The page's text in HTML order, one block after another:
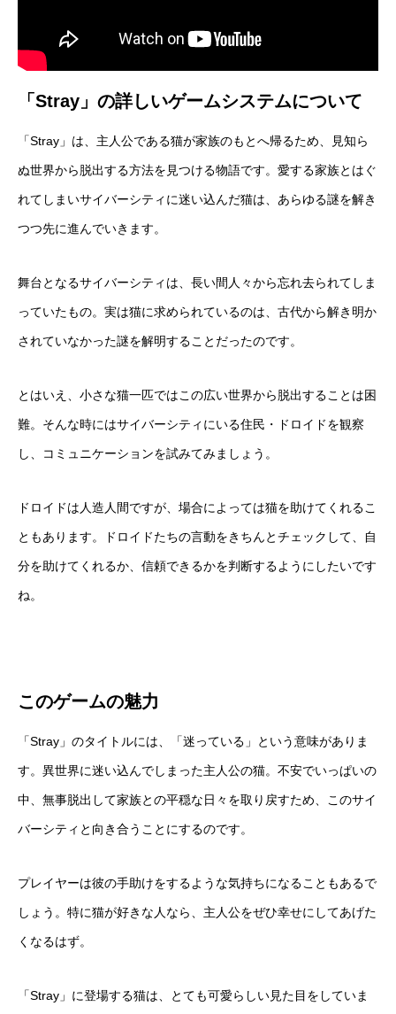
「Stray」の詳しいゲームシステムについて
「Stray」は、主人公である猫が家族のもとへ帰るため、見知ら
ぬ世界から脱出する方法を見つける物語です。愛する家族とはぐ
れてしまいサイバーシティに迷い込んだ猫は、あらゆる謎を解き
つつ先に進んでいきます。
舞台となるサイバーシティは、長い間人々から忘れ去られてしま
っていたもの。実は猫に求められているのは、古代から解き明か
されていなかった謎を解明することだったのです。
とはいえ、小さな猫一匹ではこの広い世界から脱出することは困
難。そんな時にはサイバーシティにいる住民・ドロイドを観察
し、コミュニケーションを試みてみましょう。
ドロイドは人造人間ですが、場合によっては猫を助けてくれるこ
ともあります。ドロイドたちの言動をきちんとチェックして、自
分を助けてくれるか、信頼できるかを判断するようにしたいです
ね。
このゲームの魅力
「Stray」のタイトルには、「迷っている」という意味がありま
す。異世界に迷い込んでしまった主人公の猫。不安でいっぱいの
中、無事脱出して家族との平穏な日々を取り戻すため、このサイ
バーシティと向き合うことにするのです。
プレイヤーは彼の手助けをするような気持ちになることもあるで
しょう。特に猫が好きな人なら、主人公をぜひ幸せにしてあげた
くなるはず。
「Stray」に登場する猫は、とても可愛らしい見た目をしていま